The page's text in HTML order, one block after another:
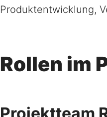
Produktentwicklung,
Rollen im